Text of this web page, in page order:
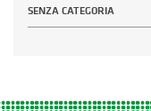
SENZA CATEGORIA